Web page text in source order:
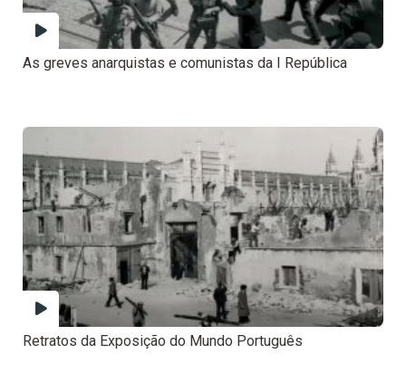
As greves anarquistas e comunistas da I República
Retratos da Exposição do Mundo Português